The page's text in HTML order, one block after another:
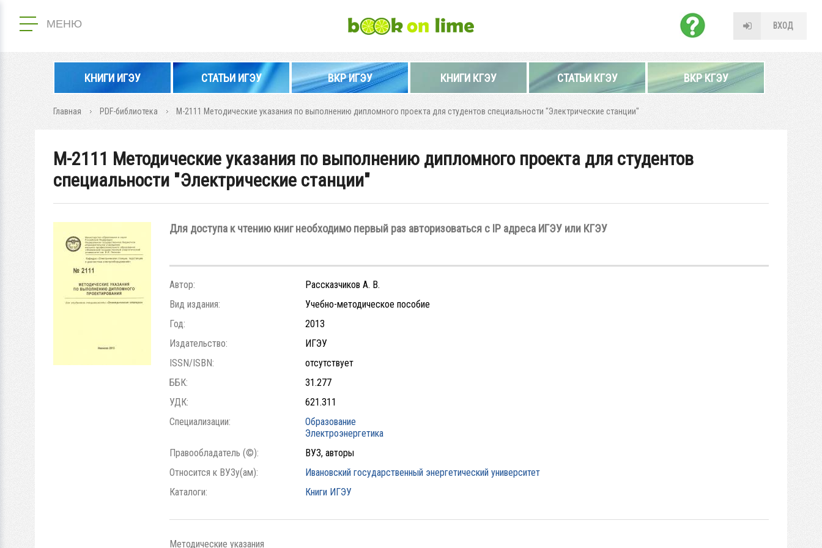
МЕНЮ ВХОД
КНИГИ ИГЭУ СТАТЬИ ИГЭУ ВКР ИГЭУ КНИГИ КГЭУ СТАТЬИ КГЭУ ВКР КГЭУ
Главная PDF-библиотека М-2111 Методические указания по выполнению дипломного проекта для студентов специальности "Электрические станции"
М-2111 Методические указания по выполнению дипломного проекта для студентов
специальности "Электрические станции"
Для доступа к чтению книг необходимо первый раз авторизоваться с IP адреса ИГЭУ или КГЭУ
Автор:
Рассказчиков А. В.
Вид издания:
Учебно-методическое пособие
Год:
2013
Издательство:
ИГЭУ
ISSN/ISBN:
отсутствует
ББК:
31.277
УДК:
621.311
Специализации:
Образование
Электроэнергетика
Правообладатель (©):
ВУЗ, авторы
Относится к ВУЗу(ам):
Ивановский государственный энергетический университет
Каталоги:
Книги ИГЭУ
Методические указания